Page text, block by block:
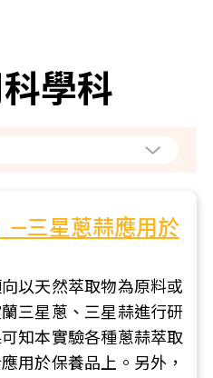
學科
—三星蔥蒜應用於
以天然萃取物為原料或
三星蔥、三星蒜進行研
知本實驗各種蔥蒜萃取
用於保養品上。另外，